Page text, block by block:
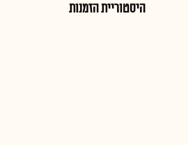
היסטוריית הזמנות